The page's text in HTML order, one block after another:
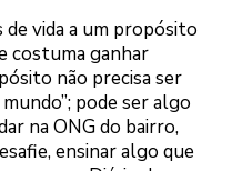
vida a um propósito
costuma ganhar
não precisa ser
pode ser algo
na ONG do bairro,
ensinar algo que